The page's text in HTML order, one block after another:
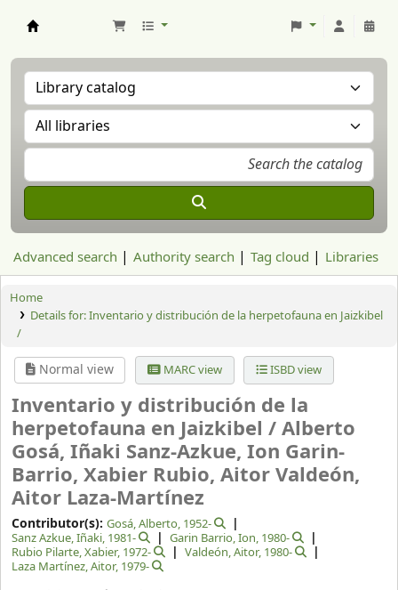
Advanced search Authority search Tag cloud Libraries
Home
Details for:Inventario y distribución de la herpetofauna en Jaizkibel
/
Normal view MARC view ISBD view
Inventario y distribución de la
herpetofauna en Jaizkibel /Alberto
Gosá, Iñaki Sanz-Azkue, Ion Garin-
Barrio, Xabier Rubio, Aitor Valdeón,
Aitor Laza-Martínez
Contributor(s): Gosá, Alberto, 1952-
Sanz Azkue, Iñaki, 1981- Garin Barrio, Ion, 1980-
Rubio Pilarte, Xabier, 1972- Valdeón, Aitor, 1980-
Laza Martínez, Aitor, 1979-